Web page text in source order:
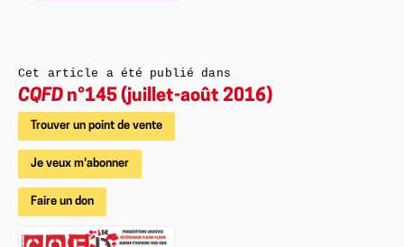
Cet article a été publié dans
CQFD n°145 (juillet-août 2016)
Trouver un point de vente
Je veux m'abonner
Faire un don